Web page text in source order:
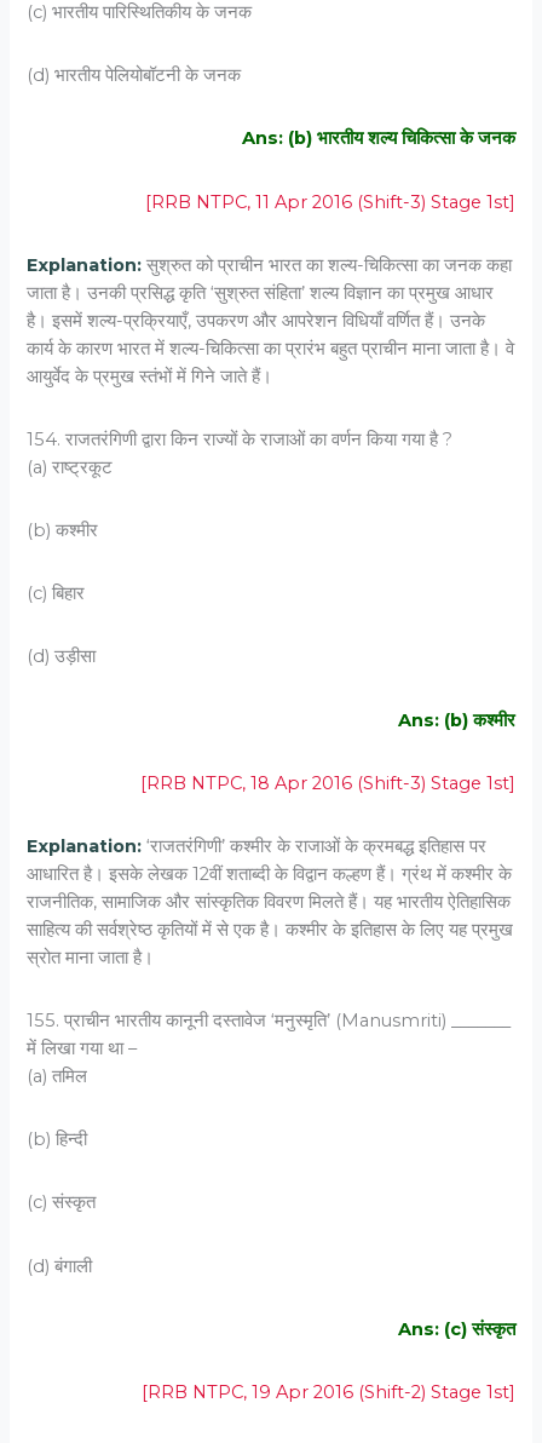
(c) भारतीय पारिस्थितिकीय के जनक
(d) भारतीय पेलियोबॉटनी के जनक
Ans: (b) भारतीय शल्य चिकित्सा के जनक
[RRB NTPC, 11 Apr 2016 (Shift-3) Stage 1st]
Explanation: सुश्रुत को प्राचीन भारत का शल्य-चिकित्सा का जनक कहा
जाता है। उनकी प्रसिद्ध कृति ‘सुश्रुत संहिता’ शल्य विज्ञान का प्रमुख आधार
है। इसमें शल्य-प्रक्रियाएँ, उपकरण और आपरेशन विधियाँ वर्णित हैं। उनके
कार्य के कारण भारत में शल्य-चिकित्सा का प्रारंभ बहुत प्राचीन माना जाता है। वे
आयुर्वेद के प्रमुख स्तंभों में गिने जाते हैं।
154. राजतरंगिणी द्वारा किन राज्यों के राजाओं का वर्णन किया गया है ?
(a) राष्ट्रकूट
(b) कश्मीर
(c) बिहार
(d) उड़ीसा
Ans: (b) कश्मीर
[RRB NTPC, 18 Apr 2016 (Shift-3) Stage 1st]
Explanation:‘राजतरंगिणी’ कश्मीर के राजाओं के क्रमबद्ध इतिहास पर
आधारित है। इसके लेखक 12वीं शताब्दी के विद्वान कल्हण हैं। ग्रंथ में कश्मीर के
राजनीतिक, सामाजिक और सांस्कृतिक विवरण मिलते हैं। यह भारतीय ऐतिहासिक
साहित्य की सर्वश्रेष्ठ कृतियों में से एक है। कश्मीर के इतिहास के लिए यह प्रमुख
स्रोत माना जाता है।
155. प्राचीन भारतीय कानूनी दस्तावेज ‘मनुस्मृति’ (Manusmriti) _______
में लिखा गया था –
(a) तमिल
(b) हिन्दी
(c) संस्कृत
(d) बंगाली
Ans: (c) संस्कृत
[RRB NTPC, 19 Apr 2016 (Shift-2) Stage 1st]